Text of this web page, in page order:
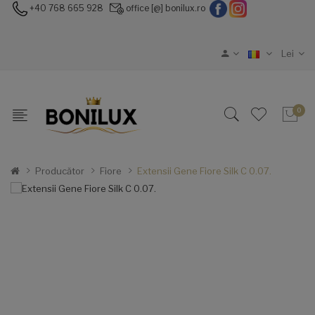
+40 768 665 928 office [@] bonilux.ro
Lei
0
Producător Fiore Extensii Gene Fiore Silk C 0.07.